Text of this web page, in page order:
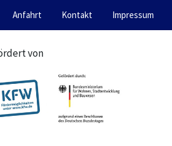
Anfahrt Kontakt Impressum
von